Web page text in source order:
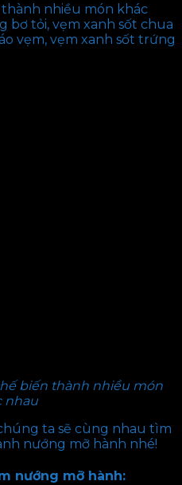
nhiều món khác
bơ tỏi, vẹm xanh sốt chua
vẹm, vẹm xanh sốt trứng
biến thành nhiều món
nhau
ta sẽ cùng nhau tìm
nướng mỡ hành nhé!
nướng mỡ hành: